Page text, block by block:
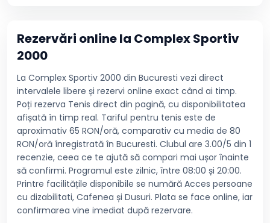
Rezervări online la Complex Sportiv
2000
La Complex Sportiv 2000 din Bucuresti vezi direct
intervalele libere și rezervi online exact când ai timp.
Poți rezerva Tenis direct din pagină, cu disponibilitatea
afișată în timp real. Tariful pentru tenis este de
aproximativ 65 RON/oră, comparativ cu media de 80
RON/oră înregistrată în Bucuresti. Clubul are 3.00/5 din 1
recenzie, ceea ce te ajută să compari mai ușor înainte
să confirmi. Programul este zilnic, între 08:00 și 20:00.
Printre facilitățile disponibile se numără Acces persoane
cu dizabilitati, Cafenea și Dusuri. Plata se face online, iar
confirmarea vine imediat după rezervare.